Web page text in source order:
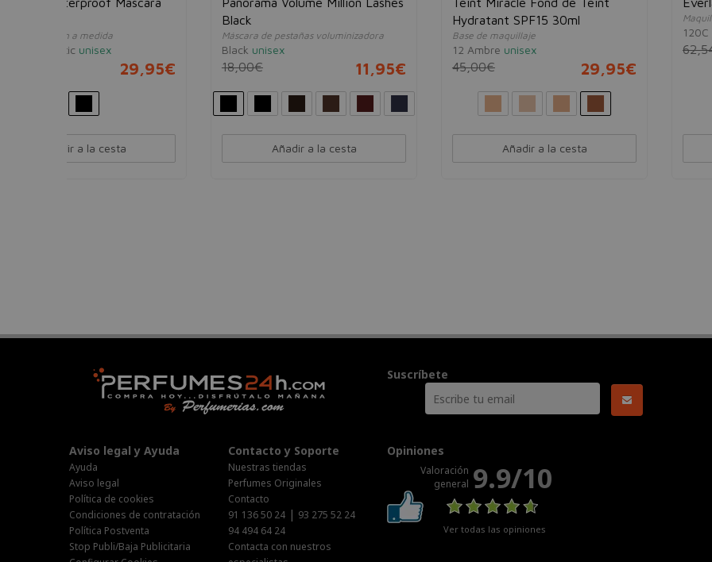
Máscara de pestañas voluminizadora
Black
18,00€ 11,95€
Base de maquillaje
45,00€ 29,95€
Maquillaje de alta cobertura
Suscríbete
Aviso legal y Ayuda
Ayuda
Aviso legal
Política de cookies
Condiciones de contratación
Política Postventa
Stop Publi/Baja Publicitaria
Contacto y Soporte
Nuestras tiendas
Perfumes Originales
Contacto
91 136 50 24 | 93 275 52 24
94 494 64 24
Contacta con nuestros
Opiniones
Valoración
general 9.9/10
Ver todas las opiniones